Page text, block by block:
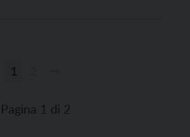
articoli
1
Pagina 1 di 2